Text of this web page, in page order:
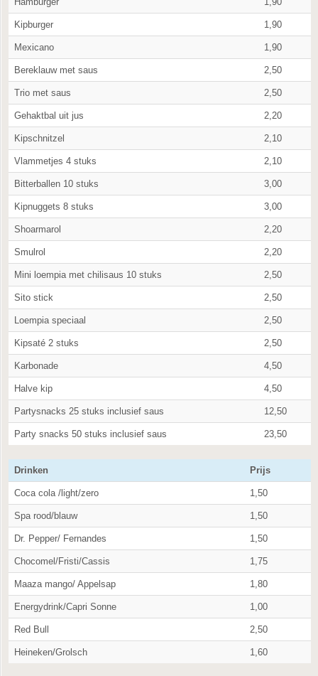
Kipburger 1,90
Mexicano 1,90
Bereklauw met saus 2,50
Trio met saus 2,50
Gehaktbal uit jus 2,20
Kipschnitzel 2,10
Vlammetjes 4 stuks 2,10
Bitterballen 10 stuks 3,00
Kipnuggets 8 stuks 3,00
Shoarmarol 2,20
Smulrol 2,20
Mini loempia met chilisaus 10 stuks 2,50
Sito stick 2,50
Loempia speciaal 2,50
Kipsaté 2 stuks 2,50
Karbonade 4,50
Halve kip 4,50
Partysnacks 25 stuks inclusief saus 12,50
Party snacks 50 stuks inclusief saus 23,50
Drinken Prijs
Coca cola /light/zero 1,50
Spa rood/blauw 1,50
Dr. Pepper/ Fernandes 1,50
Chocomel/Fristi/Cassis 1,75
Maaza mango/ Appelsap 1,80
Energydrink/Capri Sonne 1,00
Red Bull 2,50
Heineken/Grolsch 1,60